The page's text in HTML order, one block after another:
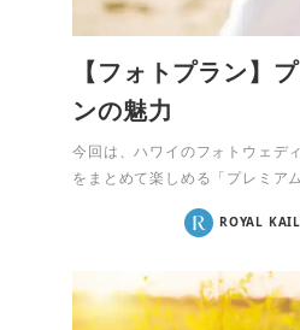
【フォトプラン】
ンの魅力
今回は、ハワイのフォトウェデ
をまとめて楽しめる「プレミア
ROYAL